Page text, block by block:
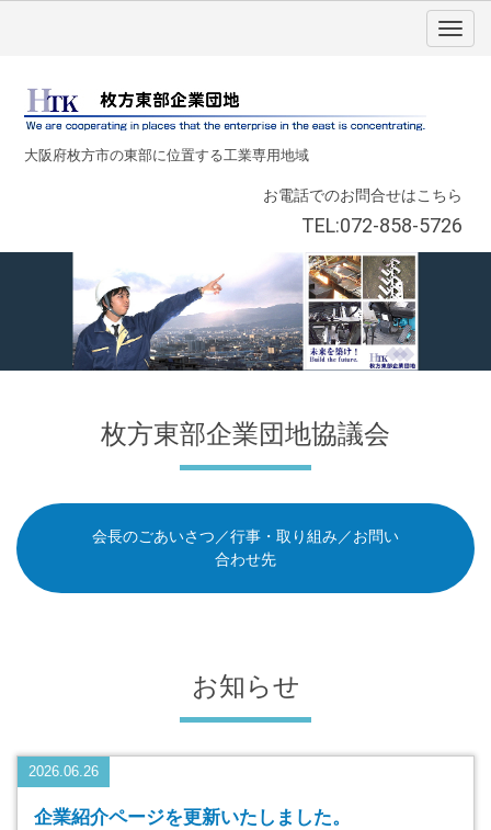
大阪府枚方市の東部に位置する工業専用地域
お電話でのお問合せはこちら
TEL:072-858-5726
枚方東部企業団地協議会
会長のごあいさつ／行事・取り組み／お問い
合わせ先
お知らせ
2026.06.26
企業紹介ページを更新いたしました。